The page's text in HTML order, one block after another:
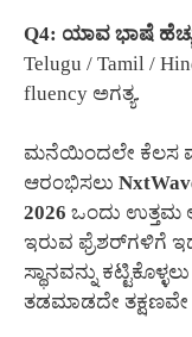
Q4: ಯಾವ ಭಾಷೆ
Telugu / Tamil /
fluency ಅಗತ್ಯ.
ಮನೆಯಿಂದಲೇ ಕೆಲಸ
ಆರಂಭಿಸಲು
2026 ಒಂದು ಉತ್ತಮ
ಇರುವ ಫ್ರೆಶರ್‌ಗಳಿಗೆ
ಸ್ಥಾನವನ್ನು
ತಡಮಾಡದೇ ತಕ್ಷಣವೇ